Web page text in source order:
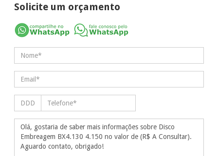
Solicite um orçamento